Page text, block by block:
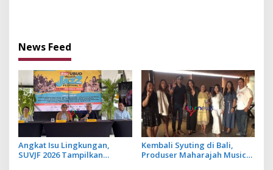
News Feed
Angkat Isu Lingkungan,
SUVJF 2026 Tampilkan
Kembali Syuting di Bali,
Produser Maharajah Music